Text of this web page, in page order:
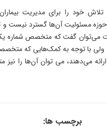
خود را برای مدیریت بیماران
مسئولیت آن‌ها گسترد نیست و
می‌توان گفت که متخصص شماره
با توجه به کمک‌هایی که
ارائه می‌دهند، می توان آن‌ها را
برچسب ها: